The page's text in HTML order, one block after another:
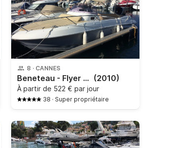
8 · CANNES
Beneteau - Flyer 750 sundeck (2010)
À partir de 522 € par jour
38 · Super propriétaire